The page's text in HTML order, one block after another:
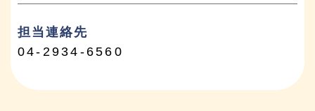
担当連絡先
04-2934-6560